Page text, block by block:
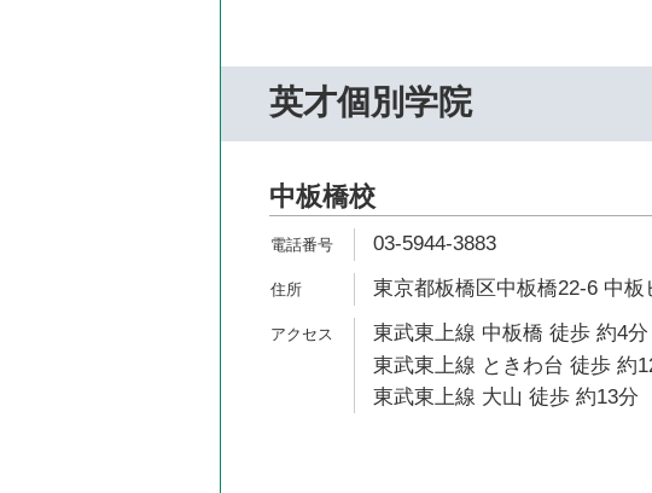
英才個別学院
中板橋校
03-5944-3883
東京都板橋区中板橋22-6 中板
東武東上線 中板橋 徒歩 約4分
東武東上線 ときわ台 徒歩 約
東武東上線 大山 徒歩 約13分